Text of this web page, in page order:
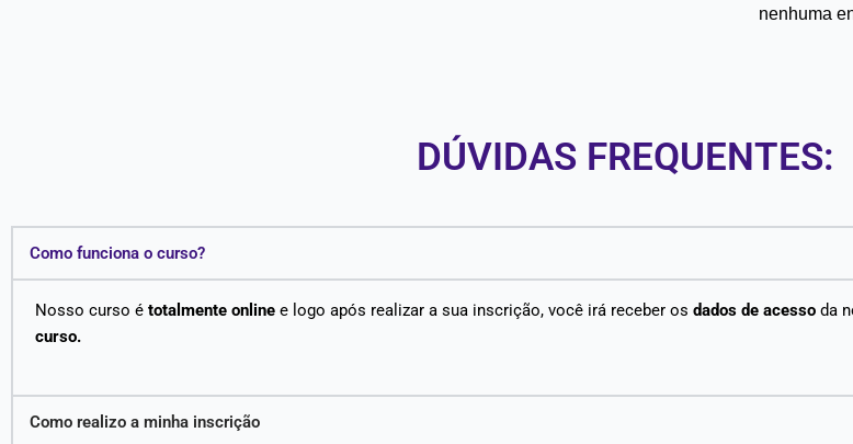
nenhuma
DÚVIDAS FREQUENTES:​
Como funciona o curso?
Nosso curso é totalmente online e logo após realizar a sua inscrição, você irá receber os dados de acesso da
curso.
Como realizo a minha inscrição